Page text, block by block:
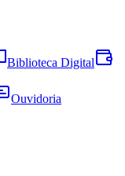
Biblioteca Digital
Ouvidoria